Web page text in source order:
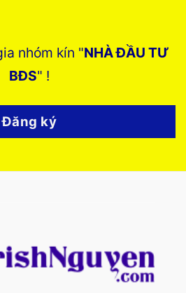
nhóm kín "NHÀ ĐẦU TƯ
BĐS" !
Đăng ký